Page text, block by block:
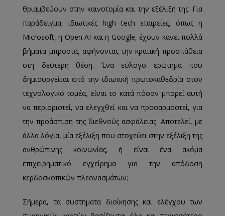
θριαμβεύουν στην καινοτομία και την εξέλιξή της. Για
παράδειγμα, ιδιωτικές high tech εταιρείες, όπως η
Microsoft, η Open AI και η Google, έχουν κάνει πολλά
βήματα μπροστά, αφήνοντας την κρατική προσπάθεια
στη δεύτερη θέση. Ένα εύλογο ερώτημα που
δημιουργείται από την ιδιωτική πρωτοκαθεδρία στον
τεχνολογικό τομέα, είναι το κατά πόσον μπορεί αυτή
να περιοριστεί, να ελεγχθεί και να προσαρμοστεί, για
την προάσπιση της διεθνούς ασφάλειας. Αποτελεί, με
άλλα λόγια, μία εξέλιξη που στοχεύει στην εξέλιξη της
ανθρώπινης κοινωνίας, ή είναι ένα ακόμα
επιχειρηματικό εγχείρημα για την απόδοση
κερδοσκοπικών πλεονασμάτων;
Σήμερα, τα συστήματα διοίκησης και ελέγχου των